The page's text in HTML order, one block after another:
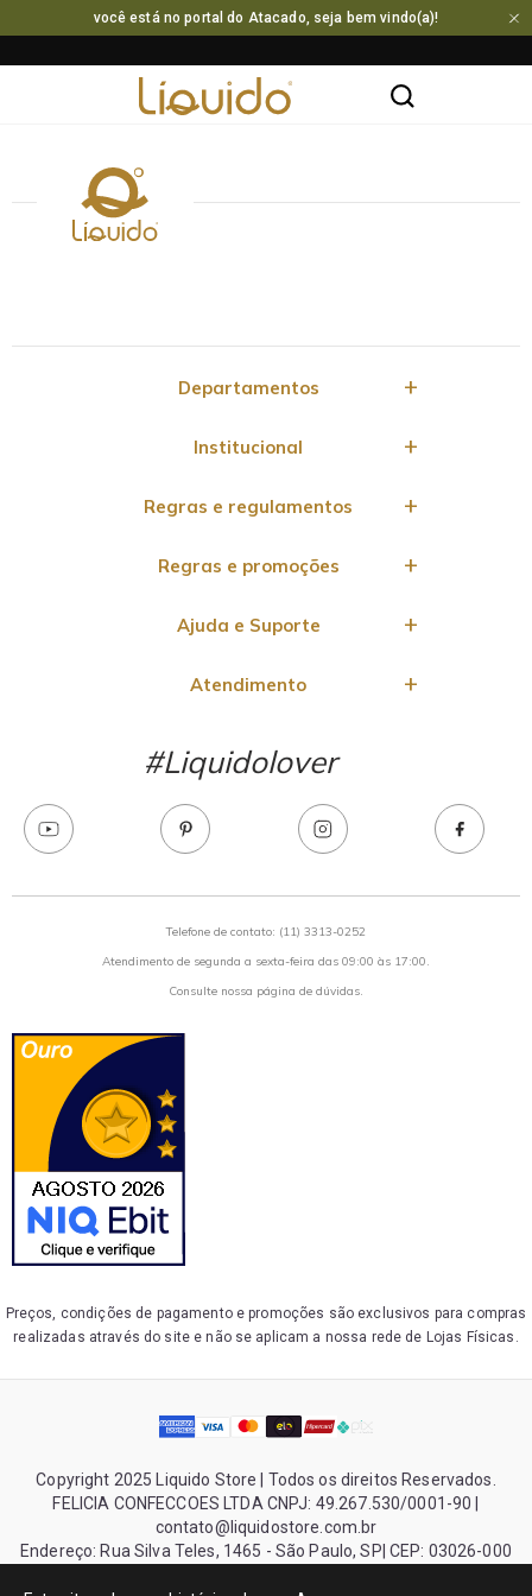
você está no portal do Atacado, seja bem vindo(a)!
Departamentos
Institucional
Regras e regulamentos
Regras e promoções
Ajuda e Suporte
Atendimento
#Liquidolover
Telefone de contato: (11) 3313-0252
Atendimento de segunda a sexta-feira das 09:00 às 17:00.
Consulte nossa página de dúvidas.
Preços, condições de pagamento e promoções são exclusivos para compras
realizadas através do site e não se aplicam a nossa rede de Lojas Físicas.
Copyright 2025 Liquido Store | Todos os direitos Reservados.
FELICIA CONFECCOES LTDA CNPJ: 49.267.530/0001-90 |
contato@liquidostore.com.br
Endereço: Rua Silva Teles, 1465 - São Paulo, SP| CEP: 03026-000